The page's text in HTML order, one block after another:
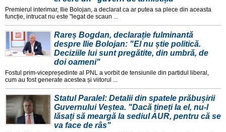
Premierul interimar, Ilie Bolojan, a declarat ca ar putea sa plece din aceasta
funcție, intrucat nu este "legat de scaun ...
Rareș Bogdan, declarație fulminantă
despre Ilie Bolojan: "El nu știe politică.
Deciziile lui sunt pregătite, din umbră, de
doi oameni"
Fostul prim-vicepreședinte al PNL a vorbit de tensiunile din partidul liberal,
cum au fost generate acestea și viitorul ...
Statul Paralel: Detalii din spatele prăbușirii
Guvernului Veștea. "Dacă țineți la el, nu-l
lăsați să meargă la sediul AUR, pentru că se
va face de râs"